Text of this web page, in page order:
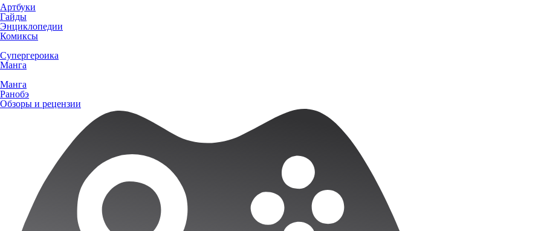
Артбуки
Гайды
Энциклопедии
Комиксы
Супергероика
Манга
Манга
Ранобэ
Обзоры и рецензии